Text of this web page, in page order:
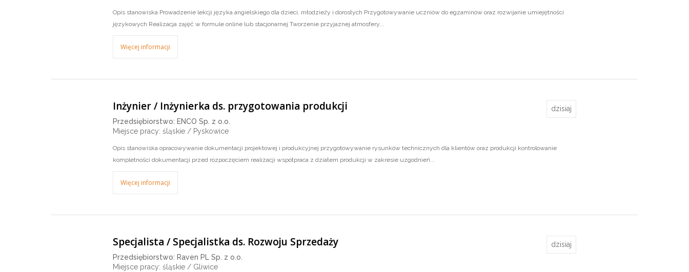
Opis stanowiska Prowadzenie lekcji języka angielskiego dla dzieci, młodzieży i dorosłych Przygotowywanie uczniów do egzaminów oraz rozwijanie umiejętności
językowych Realizacja zajęć w formule online lub stacjonarnej Tworzenie przyjaznej atmosfery...
Więcej informacji
Inżynier / Inżynierka ds. przygotowania produkcji
Przedsiębiorstwo: ENCO Sp. z o.o.
Miejsce pracy: śląskie / Pyskowice
dzisiaj
Opis stanowiska opracowywanie dokumentacji projektowej i produkcyjnej przygotowywanie rysunków technicznych dla klientów oraz produkcji kontrolowanie
kompletności dokumentacji przed rozpoczęciem realizacji współpraca z działem produkcji w zakresie uzgodnień...
Więcej informacji
Specjalista / Specjalistka ds. Rozwoju Sprzedaży
Przedsiębiorstwo: Raven PL Sp. z o.o.
Miejsce pracy: śląskie / Gliwice
dzisiaj